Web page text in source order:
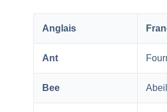
Anglais
Ant
Bee